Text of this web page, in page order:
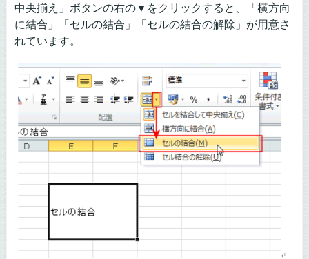
中央揃え」ボタンの右の▼をクリックすると、「横方向
に結合」「セルの結合」「セルの結合の解除」が用意さ
れています。